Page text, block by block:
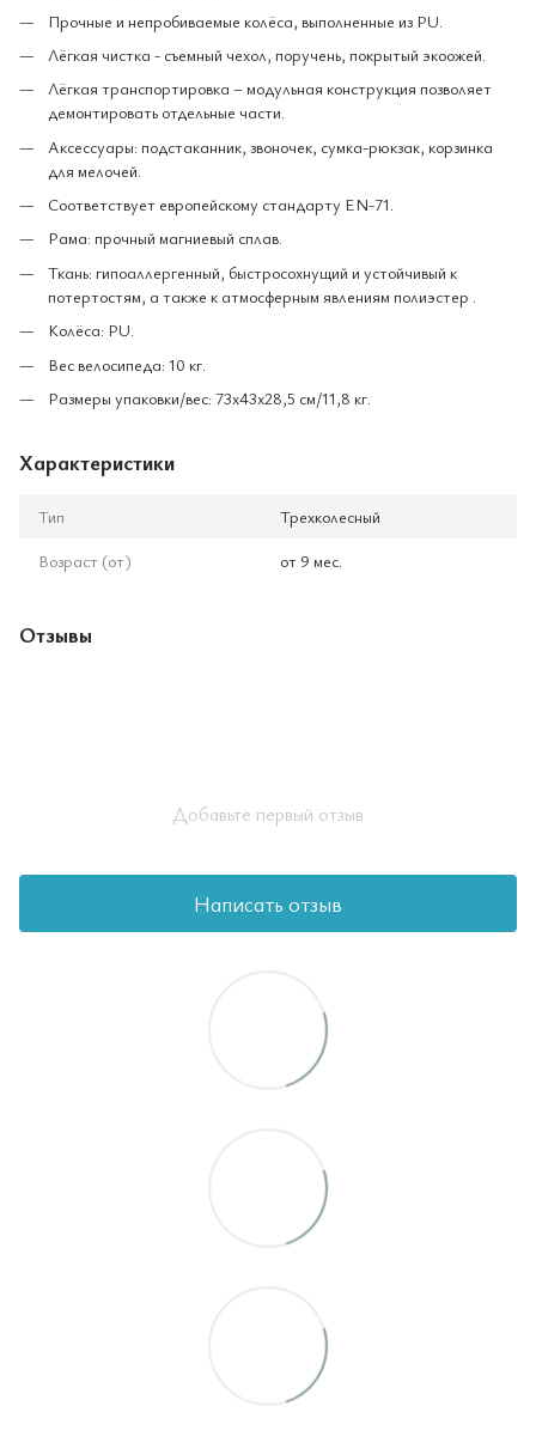
Прочные и непробиваемые колёса, выполненные из PU.
Лёгкая чистка - съемный чехол, поручень, покрытый экоожей.
Лёгкая транспортировка – модульная конструкция позволяет
демонтировать отдельные части.
Аксессуары: подстаканник, звоночек, сумка-рюкзак, корзинка
для мелочей.
Соответствует европейскому стандарту EN-71.
Рама: прочный магниевый сплав.
Ткань: гипоаллергенный, быстросохнущий и устойчивый к
потертостям, а также к атмосферным явлениям полиэстер .
Kолёса: PU.
Вес велосипеда: 10 кг.
Размеры упаковки/вес: 73x43x28,5 см/11,8 кг.
Характеристики
Тип
Трехколесный
Возраст (от)
от 9 мес.
Отзывы
Добавьте первый отзыв
Написать отзыв